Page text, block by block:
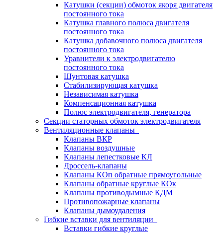
Катушки (секции) обмоток якоря двигателя
постоянного тока
Катушка главного полюса двигателя
постоянного тока
Катушка добавочного полюса двигателя
постоянного тока
Уравнители к электродвигателю
постоянного тока
Шунтовая катушка
Стабилизирующая катушка
Независимая катушка
Компенсационная катушка
Полюс электродвигателя, генератора
Секции статорных обмоток электродвигателя
Вентиляционные клапаны
Клапаны ВКР
Клапаны воздушные
Клапаны лепестковые КЛ
Дроссель-клапаны
Клапаны КОп обратные прямоугольные
Клапаны обратные круглые КОк
Клапаны противодымные КДМ
Противопожарные клапаны
Клапаны дымоудаления
Гибкие вставки для вентиляции
Вставки гибкие круглые